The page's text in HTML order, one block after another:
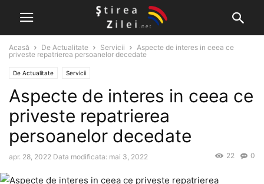
Acasă De Actualitate Servicii
Aspecte de interes in ceea ce
priveste repatrierea persoanelor decedate
De Actualitate Servicii
Aspecte de interes in ceea ce
priveste repatrierea
persoanelor decedate
apr. 28, 2022 Data modificata: mai 3, 2022 0
22